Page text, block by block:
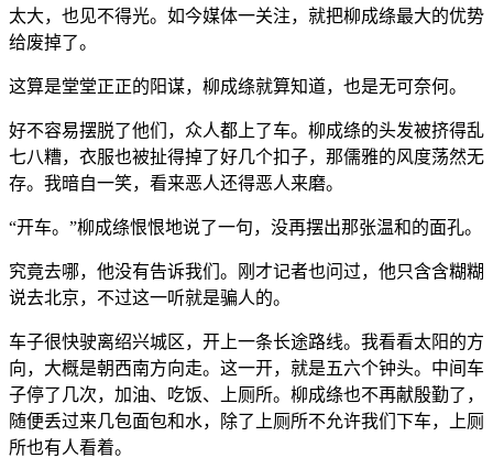
太大，也见不得光。如今媒体一关注，就把柳成绦最大的优势
给废掉了。
这算是堂堂正正的阳谋，柳成绦就算知道，也是无可奈何。
好不容易摆脱了他们，众人都上了车。柳成绦的头发被挤得乱
七八糟，衣服也被扯得掉了好几个扣子，那儒雅的风度荡然无
存。我暗自一笑，看来恶人还得恶人来磨。
“开车。”柳成绦恨恨地说了一句，没再摆出那张温和的面孔。
究竟去哪，他没有告诉我们。刚才记者也问过，他只含含糊糊
说去北京，不过这一听就是骗人的。
车子很快驶离绍兴城区，开上一条长途路线。我看看太阳的方
向，大概是朝西南方向走。这一开，就是五六个钟头。中间车
子停了几次，加油、吃饭、上厕所。柳成绦也不再献殷勤了，
随便丢过来几包面包和水，除了上厕所不允许我们下车，上厕
所也有人看着。